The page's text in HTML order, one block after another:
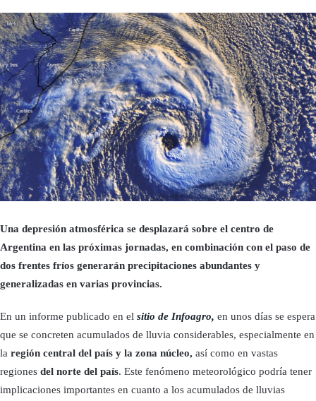
Una depresión atmosférica se desplazará sobre el centro de
Argentina en las próximas jornadas, en combinación con el paso de
dos frentes fríos generarán precipitaciones abundantes y
generalizadas en varias provincias.
En un informe publicado en el sitio de Infoagro, en unos días se espera
que se concreten acumulados de lluvia considerables, especialmente en
la región central del país y la zona núcleo, así como en vastas
regiones del norte del país. Este fenómeno meteorológico podría tener
implicaciones importantes en cuanto a los acumulados de lluvias